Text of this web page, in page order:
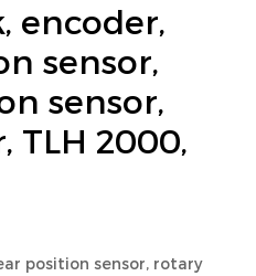
encoder,
sensor,
sensor,
TLH 2000,
position sensor, rotary